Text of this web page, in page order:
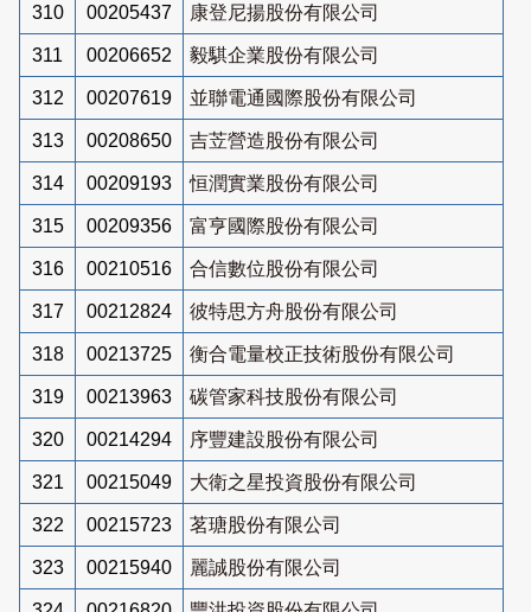
310 00205437 康登尼揚股份有限公司
311 00206652 毅騏企業股份有限公司
312 00207619 並聯電通國際股份有限公司
313 00208650 吉苙營造股份有限公司
314 00209193 恒潤實業股份有限公司
315 00209356 富亨國際股份有限公司
316 00210516 合信數位股份有限公司
317 00212824 彼特思方舟股份有限公司
318 00213725 衡合電量校正技術股份有限公司
319 00213963 碳管家科技股份有限公司
320 00214294 序豐建設股份有限公司
321 00215049 大衛之星投資股份有限公司
322 00215723 茗瑭股份有限公司
323 00215940 麗誠股份有限公司